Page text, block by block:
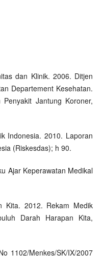
dan Klinik. 2006. Ditjen
Departement Kesehatan.
Jantung Koroner,
Indonesia. 2010. Laporan
(Riskesdas); h 90.
Ajar Keperawatan Medikal
Kita. 2012. Rekam Medik
Darah Harapan Kita,
1102/Menkes/SK/IX/2007